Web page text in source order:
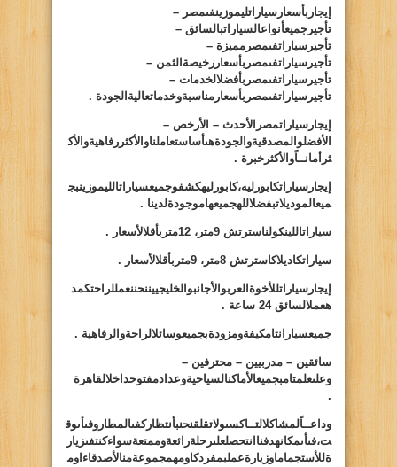
إيجاربأسعارسياراتليموزينفىمصر –
تأجيرجميعأنواعالسياراتبالسائق –
تأجيرسياراتفىمصرمميزة –
تأجيرسياراتفىمصربأسعاررخيصةالثمن –
تأجيرسياراتفىمصربأفضلالخدمات –
تأجيرسياراتفىمصربأسعارمناسبةوخدماتعاليةالجودة .
إيجارسياراتمصرالأحدث – الأرخص –
الأفضلوالمصدقيةوالجودةهىأساستعاملناوالأكثررفاهيةوالأك
ثرأمانــاًوالأكثرخبرة .
إيجارسياراتكابورليه،كابورليهكشفوجميعسياراتالليموزينبج
ميعالموديلاتبفضلاللهجميعهاموجودةلدينا .
سياراتاللينكولناسترتش 9متر، 12متربأقلالأسعار .
سياراتكاديلاكاسترتش 8متر، 9متربأقلالأسعار .
إيجارسياراتللأخوةالعربوالأجانبوالخليجييننحننعمللراحتكمد
هعملالسائق 24 ساعة .
جميعسيارانتامكيفةومزودةبجميعوسائلالراحةوالرفاهية .
سائقين – مدربيين – محترفين –
وعلىعلمتامبجميعالأماكنالسياحيةوعدادمفتوحداخلالقاهرة
.
وداعــاًلمشاكلالتــاكسىولاتقلقنحنبأنتظاركفىالمطاروفىأىوق
ت،فىأىمكانهدفناانتحصلعلىرحلةرائعةوممتعةسواءكنتفىزيار
ةللأستجماماوزيارةعملبمفردكاومهمجموعةمنالأصدقاءاوم